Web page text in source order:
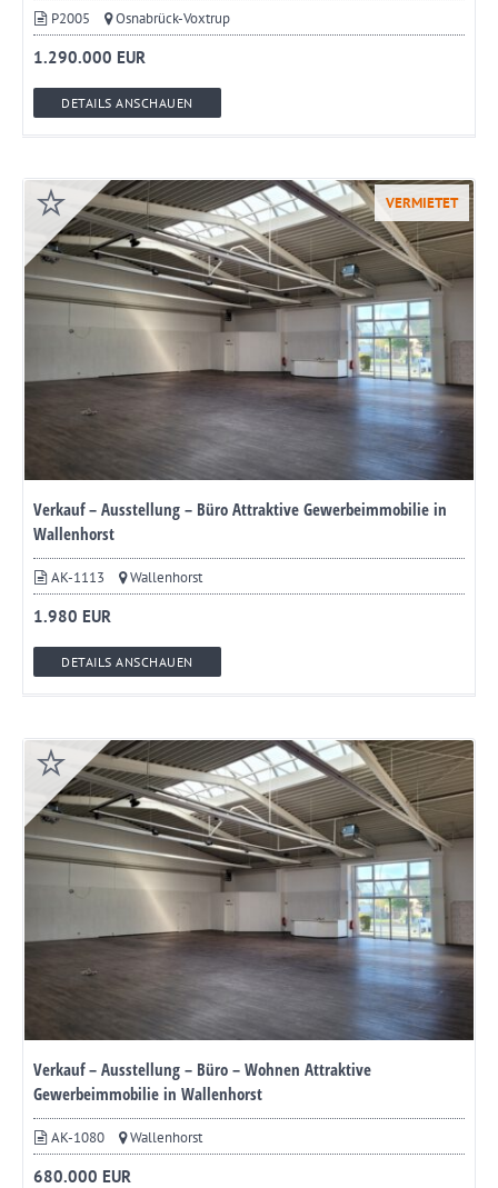
P2005 Osnabrück-Voxtrup
1.290.000 EUR
DETAILS ANSCHAUEN
VERMIETET
Verkauf – Ausstellung – Büro Attraktive Gewerbeimmobilie in
Wallenhorst
AK-1113 Wallenhorst
1.980 EUR
DETAILS ANSCHAUEN
Verkauf – Ausstellung – Büro – Wohnen Attraktive
Gewerbeimmobilie in Wallenhorst
AK-1080 Wallenhorst
680.000 EUR